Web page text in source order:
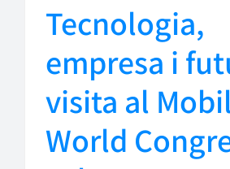
Tecnologia,
empresa i
visita al
World